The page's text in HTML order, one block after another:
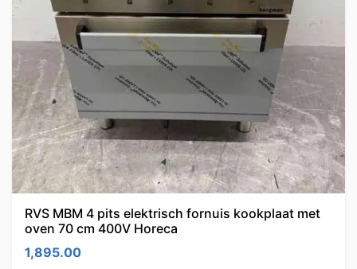
RVS MBM 4 pits elektrisch fornuis kookplaat met
oven 70 cm 400V Horeca
1,895.00